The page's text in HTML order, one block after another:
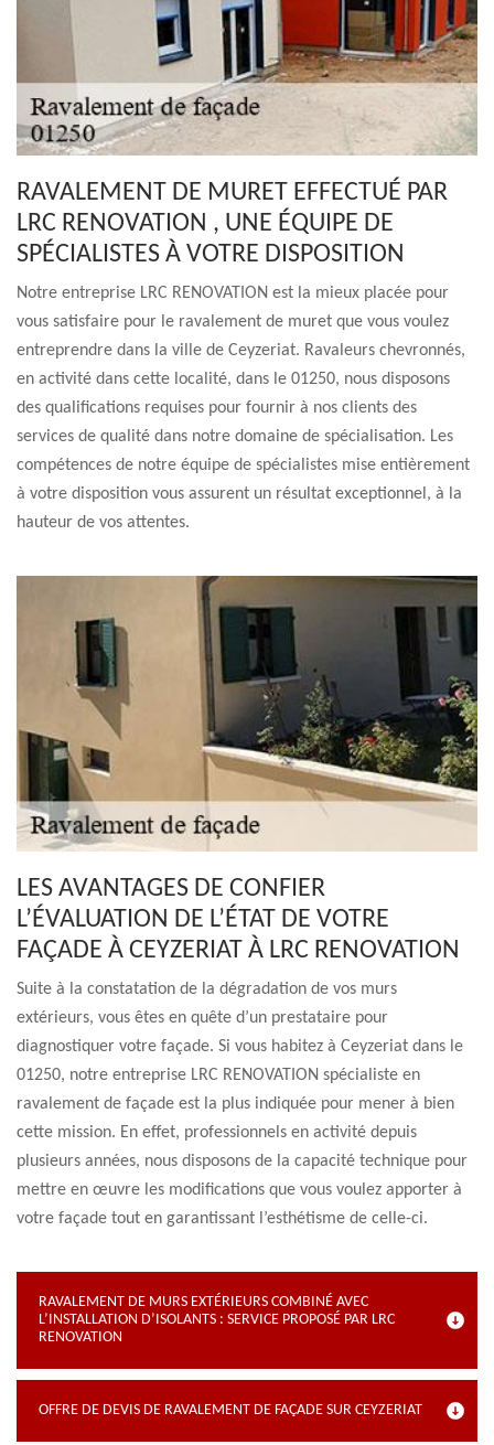
RAVALEMENT DE MURET EFFECTUÉ PAR
LRC RENOVATION , UNE ÉQUIPE DE
SPÉCIALISTES À VOTRE DISPOSITION
Notre entreprise LRC RENOVATION est la mieux placée pour
vous satisfaire pour le ravalement de muret que vous voulez
entreprendre dans la ville de Ceyzeriat. Ravaleurs chevronnés,
en activité dans cette localité, dans le 01250, nous disposons
des qualifications requises pour fournir à nos clients des
services de qualité dans notre domaine de spécialisation. Les
compétences de notre équipe de spécialistes mise entièrement
à votre disposition vous assurent un résultat exceptionnel, à la
hauteur de vos attentes.
LES AVANTAGES DE CONFIER
L’ÉVALUATION DE L’ÉTAT DE VOTRE
FAÇADE À CEYZERIAT À LRC RENOVATION
Suite à la constatation de la dégradation de vos murs
extérieurs, vous êtes en quête d’un prestataire pour
diagnostiquer votre façade. Si vous habitez à Ceyzeriat dans le
01250, notre entreprise LRC RENOVATION spécialiste en
ravalement de façade est la plus indiquée pour mener à bien
cette mission. En effet, professionnels en activité depuis
plusieurs années, nous disposons de la capacité technique pour
mettre en œuvre les modifications que vous voulez apporter à
votre façade tout en garantissant l’esthétisme de celle-ci.
RAVALEMENT DE MURS EXTÉRIEURS COMBINÉ AVEC
L’INSTALLATION D’ISOLANTS : SERVICE PROPOSÉ PAR LRC
RENOVATION
OFFRE DE DEVIS DE RAVALEMENT DE FAÇADE SUR CEYZERIAT